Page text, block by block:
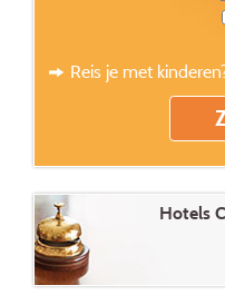
Reis je met
Hotels